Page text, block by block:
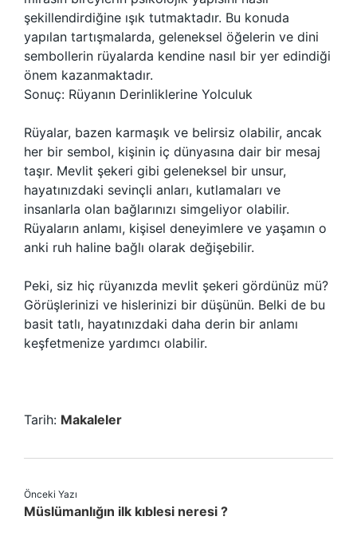
şekillendirdiğine ışık tutmaktadır. Bu konuda
yapılan tartışmalarda, geleneksel öğelerin ve dini
sembollerin rüyalarda kendine nasıl bir yer edindiği
önem kazanmaktadır.
Sonuç: Rüyanın Derinliklerine Yolculuk
Rüyalar, bazen karmaşık ve belirsiz olabilir, ancak
her bir sembol, kişinin iç dünyasına dair bir mesaj
taşır. Mevlit şekeri gibi geleneksel bir unsur,
hayatınızdaki sevinçli anları, kutlamaları ve
insanlarla olan bağlarınızı simgeliyor olabilir.
Rüyaların anlamı, kişisel deneyimlere ve yaşamın o
anki ruh haline bağlı olarak değişebilir.
Peki, siz hiç rüyanızda mevlit şekeri gördünüz mü?
Görüşlerinizi ve hislerinizi bir düşünün. Belki de bu
basit tatlı, hayatınızdaki daha derin bir anlamı
keşfetmenize yardımcı olabilir.
Tarih: Makaleler
Önceki Yazı
Müslümanlığın ilk kıblesi neresi ?